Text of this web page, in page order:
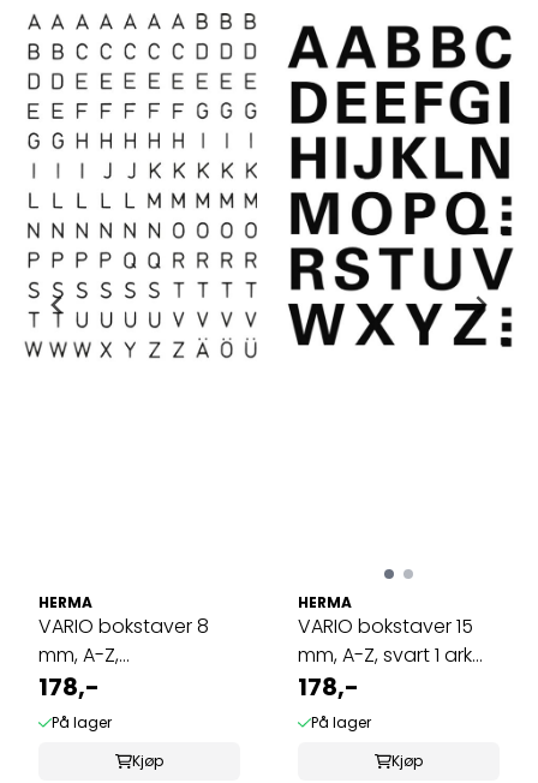
HERMA
VARIO bokstaver 8
mm, A-Z,
svart/transparent, 2 ...
178,-
På lager
Kjøp
HERMA
VARIO bokstaver 15
mm, A-Z, svart 1 ark
(10 pakk)
178,-
På lager
Kjøp